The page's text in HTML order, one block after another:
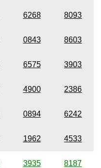
6268 8093
0843 8603
6575 3903
4900 2386
0894 6242
1962 4533
3935 8187